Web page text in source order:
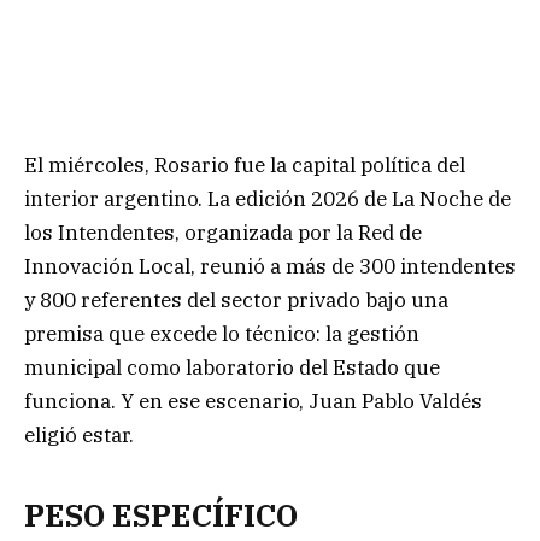
El miércoles, Rosario fue la capital política del
interior argentino. La edición 2026 de La Noche de
los Intendentes, organizada por la Red de
Innovación Local, reunió a más de 300 intendentes
y 800 referentes del sector privado bajo una
premisa que excede lo técnico: la gestión
municipal como laboratorio del Estado que
funciona. Y en ese escenario, Juan Pablo Valdés
eligió estar.
PESO ESPECÍFICO